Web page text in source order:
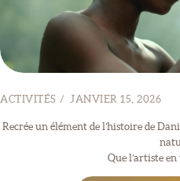
ACTIVITÉS
SITE
BLOG
CONTACT
ACTIVITÉS JANVIER 15, 2026
Recrée un élément de l’histoire de
Que l’artiste